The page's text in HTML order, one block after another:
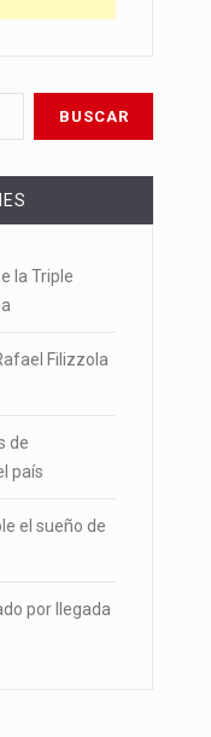
la Triple
Filizzola
de
país
el sueño de
por llegada